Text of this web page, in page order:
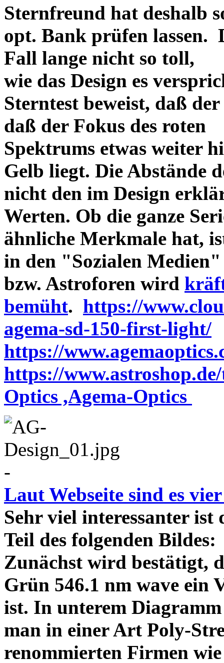
Sternfreund hat deshalb
opt. Bank prüfen lassen.
Fall lange nicht so toll,
wie das Design es
Sterntest beweist, daß
daß der Fokus des roten
Spektrums etwas weiter
Gelb liegt. Die Abstände
nicht den im Design
Werten. Ob die ganze
ähnliche Merkmale hat,
in den "Sozialen Medien"
bzw. Astroforen wird
bemüht. https://
agema-sd-150-first-light/
https://
https://
Optics ,Agema-Optics
-
Laut Webseite sind es
Sehr viel interessanter
Teil des folgenden
Zunächst wird bestätigt,
Grün 546.1 nm wave ein
ist. In unterem
man in einer Art Poly-
renommierten Firmen